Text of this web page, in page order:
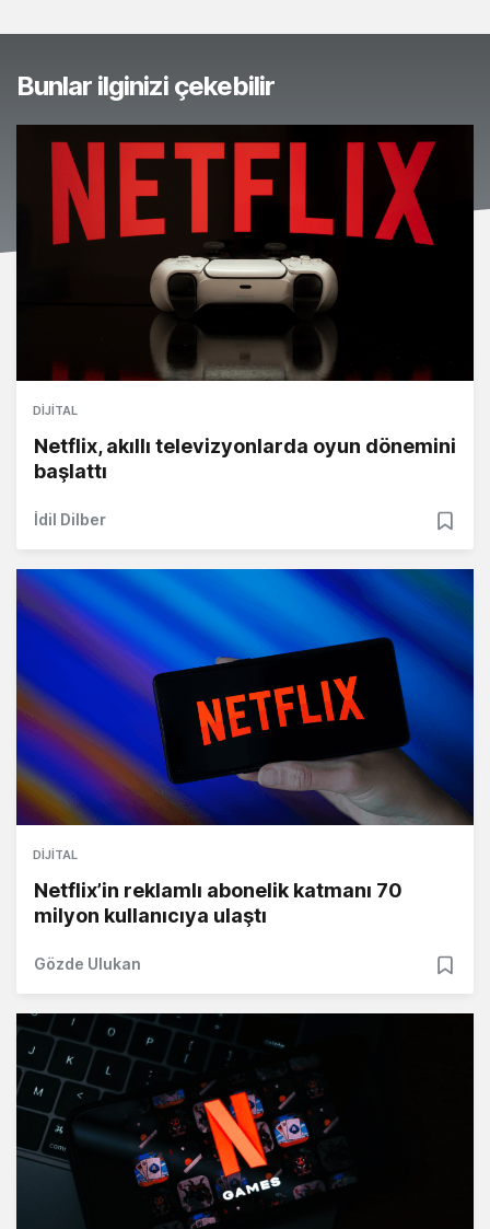
Bunlar ilginizi çekebilir
DIJITAL
Netflix, akıllı televizyonlarda oyun dönemini
başlattı
İdil Dilber
DIJITAL
Netflix’in reklamlı abonelik katmanı 70
milyon kullanıcıya ulaştı
Gözde Ulukan